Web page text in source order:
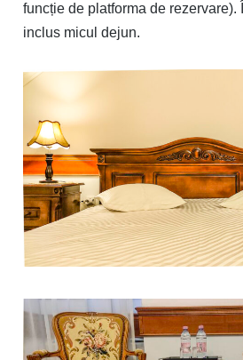
funcție de platforma de rezervare).
inclus micul dejun.